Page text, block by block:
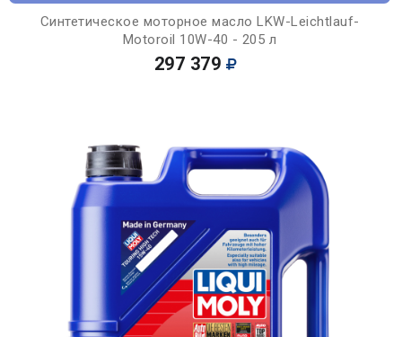
Синтетическое моторное масло LKW-Leichtlauf-
Motoroil 10W-40 - 205 л
297 379